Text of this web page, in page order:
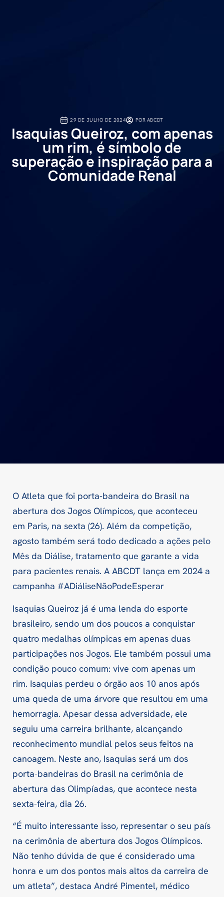
29 DE JULHO DE 2024 PORABCDT
Isaquias Queiroz, com apenas
um rim, é símbolo de
superação e inspiração para a
Comunidade Renal
O Atleta que foi porta-bandeira do Brasil na
abertura dos Jogos Olímpicos, que aconteceu
em Paris, na sexta (26). Além da competição,
agosto também será todo dedicado a ações pelo
Mês da Diálise, tratamento que garante a vida
para pacientes renais. A ABCDT lança em 2024 a
campanha #ADiáliseNãoPodeEsperar
Isaquias Queiroz já é uma lenda do esporte
brasileiro, sendo um dos poucos a conquistar
quatro medalhas olímpicas em apenas duas
participações nos Jogos. Ele também possui uma
condição pouco comum: vive com apenas um
rim. Isaquias perdeu o órgão aos 10 anos após
uma queda de uma árvore que resultou em uma
hemorragia. Apesar dessa adversidade, ele
seguiu uma carreira brilhante, alcançando
reconhecimento mundial pelos seus feitos na
canoagem. Neste ano, Isaquias será um dos
porta-bandeiras do Brasil na cerimônia de
abertura das Olimpíadas, que acontece nesta
sexta-feira, dia 26.
“É muito interessante isso, representar o seu país
na cerimônia de abertura dos Jogos Olímpicos.
Não tenho dúvida de que é considerado uma
honra e um dos pontos mais altos da carreira de
um atleta”, destaca André Pimentel, médico